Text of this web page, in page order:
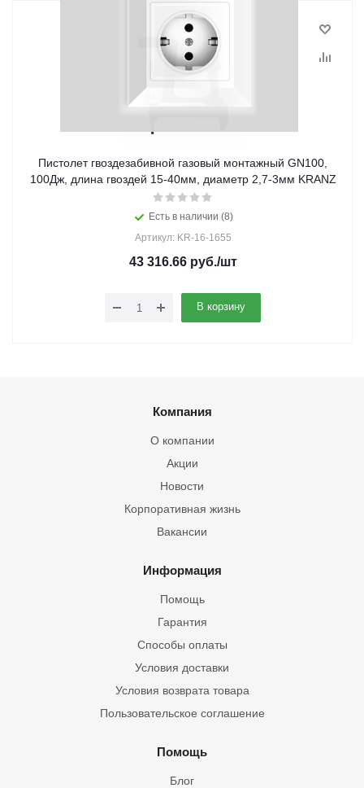
Пистолет гвоздезабивной газовый монтажный GN100,
100Дж, длина гвоздей 15-40мм, диаметр 2,7-3мм KRANZ
Есть в наличии (8)
Артикул: KR-16-1655
43 316.66руб./шт
В корзину
Компания
О компании
Акции
Новости
Корпоративная жизнь
Вакансии
Информация
Помощь
Гарантия
Способы оплаты
Условия доставки
Условия возврата товара
Пользовательское соглашение
Помощь
Блог